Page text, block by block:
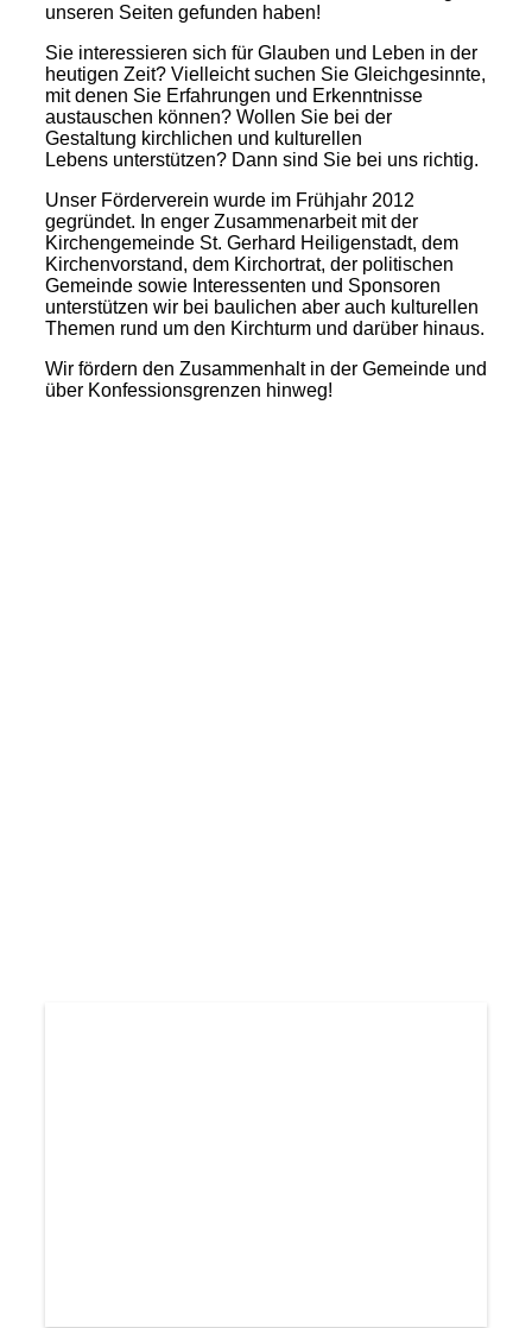
unseren Seiten gefunden haben!
Sie interessieren sich für Glauben und Leben in der
heutigen Zeit? Vielleicht suchen Sie Gleichgesinnte,
mit denen Sie Erfahrungen und Erkenntnisse
austauschen können? Wollen Sie bei der
Gestaltung kirchlichen und kulturellen
Lebens unterstützen? Dann sind Sie bei uns richtig.
Unser Förderverein wurde im Frühjahr 2012
gegründet. In enger Zusammenarbeit mit der
Kirchengemeinde St. Gerhard Heiligenstadt, dem
Kirchenvorstand, dem Kirchortrat, der politischen
Gemeinde sowie Interessenten und Sponsoren
unterstützen wir bei baulichen aber auch kulturellen
Themen rund um den Kirchturm und darüber hinaus.
Wir fördern den Zusammenhalt in der Gemeinde und
über Konfessionsgrenzen hinweg!